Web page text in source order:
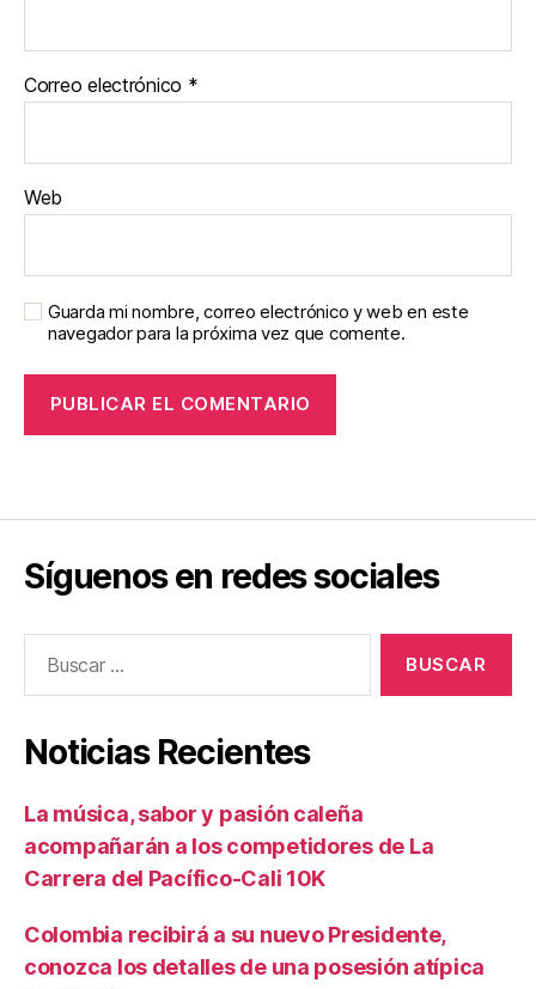
Correo electrónico *
Web
Guarda mi nombre, correo electrónico y web en este
navegador para la próxima vez que comente.
Síguenos en redes sociales
Noticias Recientes
La música, sabor y pasión caleña
acompañarán a los competidores de La
Carrera del Pacífico-Cali 10K
Colombia recibirá a su nuevo Presidente,
conozca los detalles de una posesión atípica